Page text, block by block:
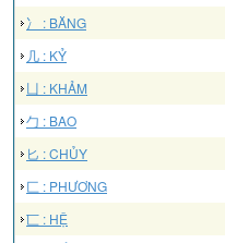
冫 : BĂNG
几 : KỶ
凵 : KHẢM
勹 : BAO
匕 : CHỦY
匚 : PHƯƠNG
匸 : HỆ